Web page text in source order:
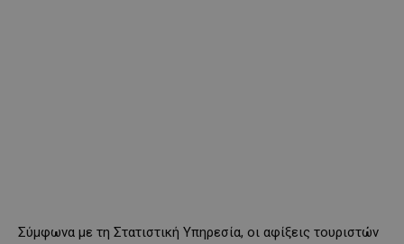
Σύμφωνα με τη Στατιστική Υπηρεσία, οι αφίξεις τουριστών